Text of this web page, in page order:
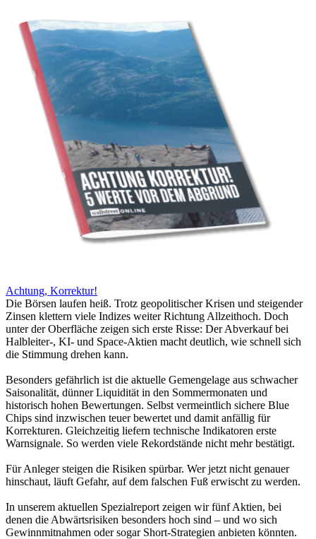
Achtung, Korrektur!
Die Börsen laufen heiß. Trotz geopolitischer Krisen und steigender
Zinsen klettern viele Indizes weiter Richtung Allzeithoch. Doch
unter der Oberfläche zeigen sich erste Risse: Der Abverkauf bei
Halbleiter-, KI- und Space-Aktien macht deutlich, wie schnell sich
die Stimmung drehen kann.
Besonders gefährlich ist die aktuelle Gemengelage aus schwacher
Saisonalität, dünner Liquidität in den Sommermonaten und
historisch hohen Bewertungen. Selbst vermeintlich sichere Blue
Chips sind inzwischen teuer bewertet und damit anfällig für
Korrekturen. Gleichzeitig liefern technische Indikatoren erste
Warnsignale. So werden viele Rekordstände nicht mehr bestätigt.
Für Anleger steigen die Risiken spürbar. Wer jetzt nicht genauer
hinschaut, läuft Gefahr, auf dem falschen Fuß erwischt zu werden.
In unserem aktuellen Spezialreport zeigen wir fünf Aktien, bei
denen die Abwärtsrisiken besonders hoch sind – und wo sich
Gewinnmitnahmen oder sogar Short-Strategien anbieten könnten.